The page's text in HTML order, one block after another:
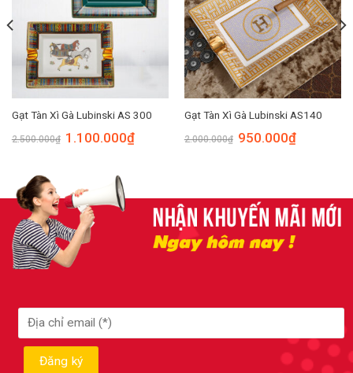
Gạt Tàn Xì Gà Lubinski AS 300
2.500.000₫ 1.100.000₫
Gạt Tàn Xì Gà Lubinski AS140
2.000.000₫ 950.000₫